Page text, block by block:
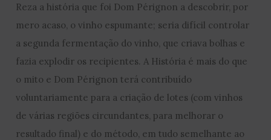
Reza a história que foi Dom Pérignon a descobrir, por
mero acaso, o vinho espumante; seria difícil controlar
a segunda fermentação do vinho, que criava bolhas e
fazia explodir os recipientes. A História é mais do que
o mito e Dom Pérignon terá contribuído
voluntariamente para a criação de lotes (com vinhos
de várias regiões circundantes, para melhorar o
resultado final) e do método, em tudo semelhante ao